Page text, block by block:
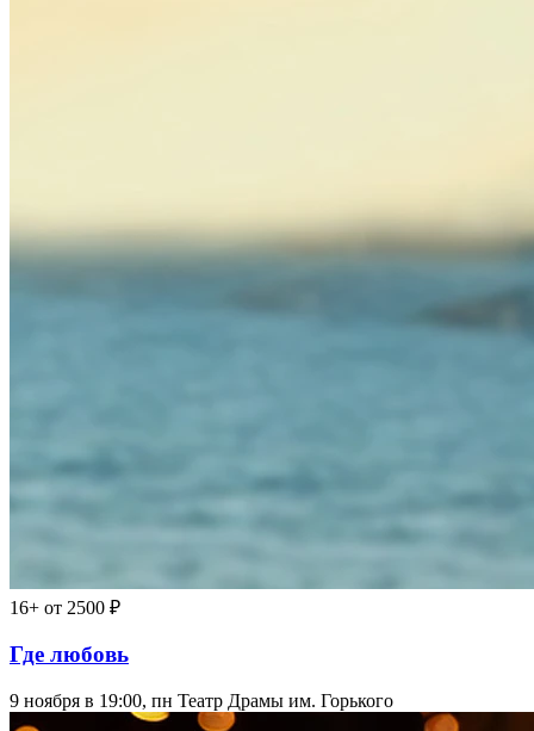
16+ от 2500 ₽
Где любовь
9 ноября в 19:00, пн Театр Драмы им. Горького